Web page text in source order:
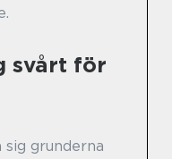
svårt för
grunderna